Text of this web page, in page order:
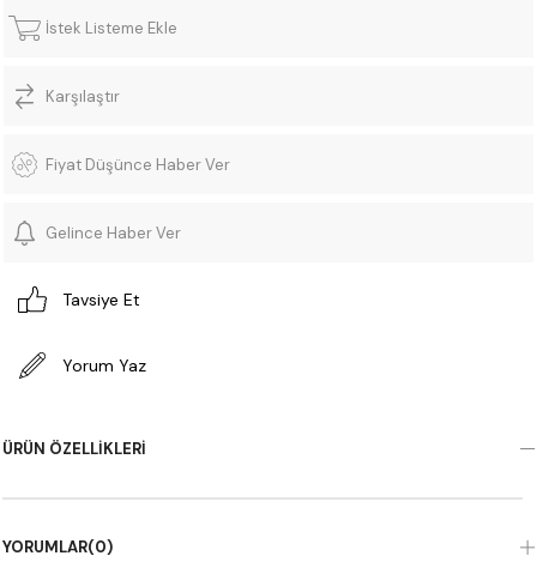
İstek Listeme Ekle
Karşılaştır
Fiyat Düşünce Haber Ver
Gelince Haber Ver
Tavsiye Et
Yorum Yaz
ÜRÜN ÖZELLIKLERI
YORUMLAR(0)